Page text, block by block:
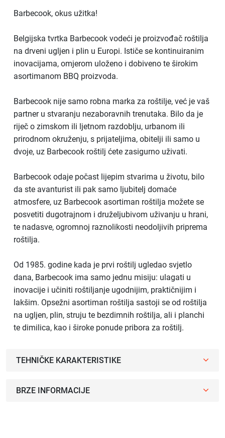
Barbecook, okus užitka!
Belgijska tvrtka Barbecook vodeći je proizvođač roštilja
na drveni ugljen i plin u Europi. Ističe se kontinuiranim
inovacijama, omjerom uloženo i dobiveno te širokim
asortimanom BBQ proizvoda.
Barbecook nije samo robna marka za roštilje, već je vaš
partner u stvaranju nezaboravnih trenutaka. Bilo da je
riječ o zimskom ili ljetnom razdoblju, urbanom ili
prirodnom okruženju, s prijateljima, obitelji ili samo u
dvoje, uz Barbecook roštilj ćete zasigurno uživati.
Barbecook odaje počast lijepim stvarima u životu, bilo
da ste avanturist ili pak samo ljubitelj domaće
atmosfere, uz Barbecook asortiman roštilja možete se
posvetiti dugotrajnom i druželjubivom uživanju u hrani,
te nadasve, ogromnoj raznolikosti neodoljivih priprema
roštilja.
Od 1985. godine kada je prvi roštilj ugledao svjetlo
dana, Barbecook ima samo jednu misiju: ulagati u
inovacije i učiniti roštiljanje ugodnijim, praktičnijim i
lakšim. Opsežni asortiman roštilja sastoji se od roštilja
na ugljen, plin, struju te bezdimnih roštilja, ali i planchi
te dimilica, kao i široke ponude pribora za roštilj.
TEHNIČKE KARAKTERISTIKE
BRZE INFORMACIJE